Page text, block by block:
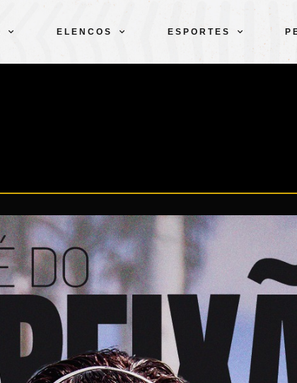
ELENCOS ESPORTES